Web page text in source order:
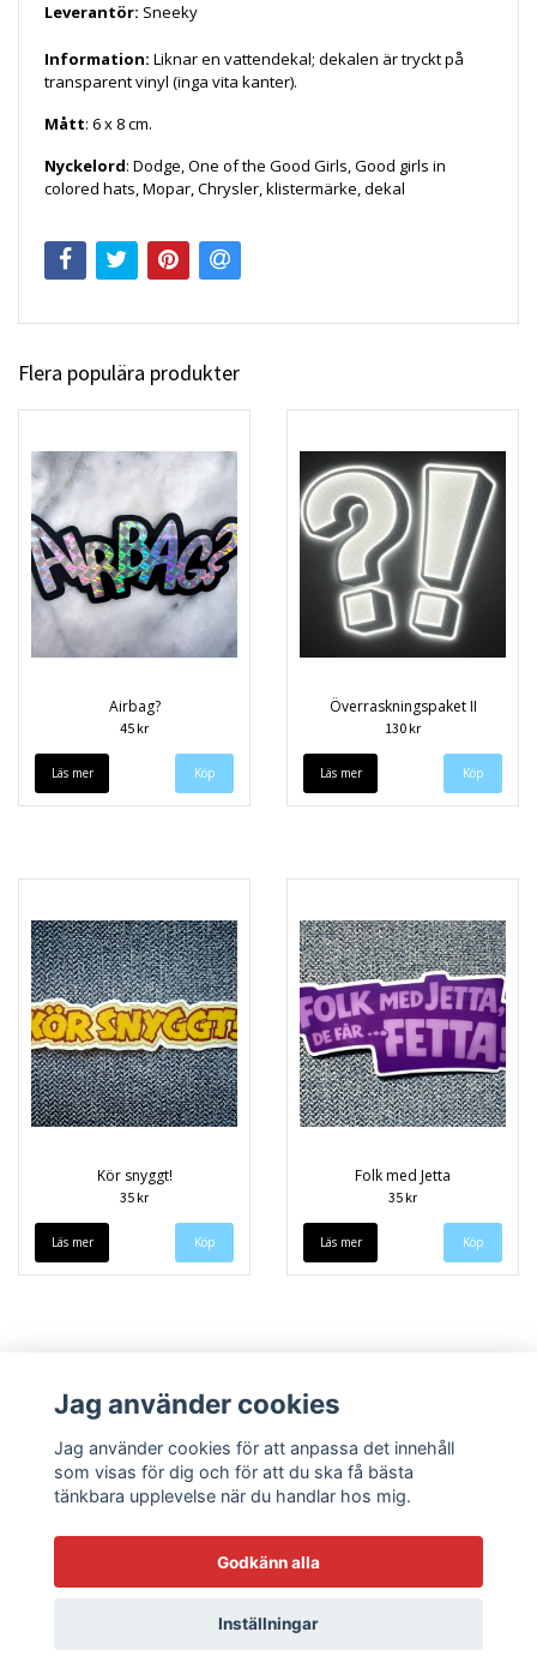
Leverantör: Sneeky
Information: Liknar en vattendekal; dekalen är tryckt på
transparent vinyl (inga vita kanter).
Mått: 6 x 8 cm.
Nyckelord: Dodge, One of the Good Girls, Good girls in
colored hats, Mopar, Chrysler, klistermärke, dekal
Flera populära produkter
Airbag?
45 kr
Läs mer
Överraskningspaket II
130 kr
Läs mer
Kör snyggt!
35 kr
Läs mer
Folk med Jetta
35 kr
Läs mer
Köpvillkor Kontakt
© Copyright 2026 Sneekys dekaler
Jag använder cookies
Jag använder cookies för att anpassa det innehåll
som visas för dig och för att du ska få bästa
tänkbara upplevelse när du handlar hos mig.
Godkänn alla
Inställningar